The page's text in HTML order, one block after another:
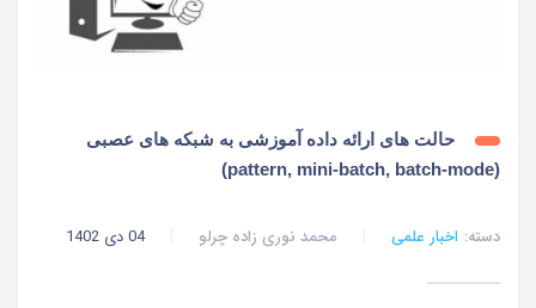
حالت های ارائه داده آموزشی به شبکه های عصبی
(pattern, mini-batch, batch-mode)
دسته: اخبار علمی محمد نوری زاده چرلو 04 دی 1402